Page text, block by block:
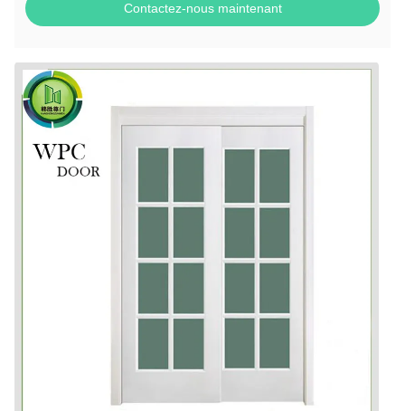
Contactez-nous maintenant